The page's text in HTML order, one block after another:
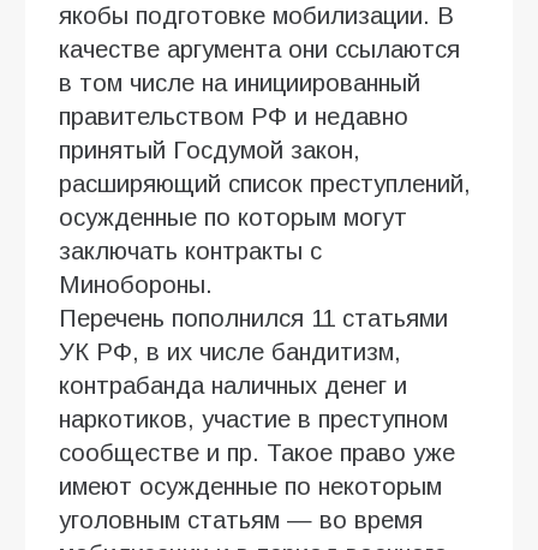
якобы подготовке мобилизации. В
качестве аргумента они ссылаются
в том числе на инициированный
правительством РФ и недавно
принятый Госдумой закон,
расширяющий список преступлений,
осужденные по которым могут
заключать контракты с
Минобороны.
Перечень пополнился 11 статьями
УК РФ, в их числе бандитизм,
контрабанда наличных денег и
наркотиков, участие в преступном
сообществе и пр. Такое право уже
имеют осужденные по некоторым
уголовным статьям — во время